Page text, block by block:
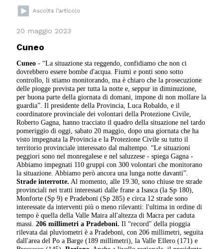
20 maggio 2023
Cuneo
Cuneo - “La situazione sta reggendo, confidiamo che non ci
dovrebbero essere bombe d'acqua. Fiumi e ponti sono sotto
controllo, li stiamo monitorando, ma è chiaro che la prosecuzione
delle piogge prevista per tutta la notte e, seppur in diminuzione,
per buona parte della giornata di domani, impone di non mollare la
guardia”. Il presidente della Provincia, Luca Robaldo, e il
coordinatore provinciale dei volontari della Protezione Civile,
Roberto Gagna, hanno tracciato il quadro della situazione nel tardo
pomeriggio di oggi, sabato 20 maggio, dopo una giornata che ha
visto impegnata la Provincia e la Protezione Civile su tutto il
territorio provinciale interessato dal maltempo. “Le situazioni
peggiori sono nel monregalese e nel saluzzese - spiega Gagna -
Abbiamo impegnati 110 gruppi con 300 volontari che monitorano
la situazione. Abbiamo però ancora una lunga notte davanti”.
Strade interrotte. Al momento, alle 19.30, sono chiuse tre strade
provinciali nei tratti interessati dalle frane a Isasca (la Sp 180),
Monforte (Sp 9) e Pradeboni (Sp 285) e circa 12 strade sono
interessate da interventi più o meno rilevanti: l'ultima in ordine di
tempo è quella della Valle Maira all'altezza di Macra per caduta
massi.206 millimetri a Pradeboni. Il “record" della pioggia
rilevata dai pluviometri è a Pradeboni, con 206 millimetri, seguita
dall'area del Po a Barge (189 millimetri), la Valle Ellero (171) e